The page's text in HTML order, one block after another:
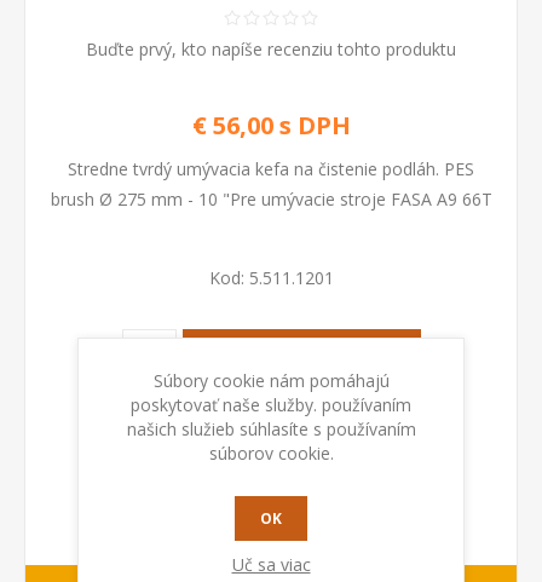
Buďte prvý, kto napíše recenziu tohto produktu
€ 56,00 s DPH
Stredne tvrdý umývacia kefa na čistenie podláh. PES
brush Ø 275 mm - 10 "Pre umývacie stroje FASA A9 66T
Kod: 5.511.1201
Súbory cookie nám pomáhajú
poskytovať naše služby. používaním
našich služieb súhlasíte s používaním
súborov cookie.
OK
Uč sa viac